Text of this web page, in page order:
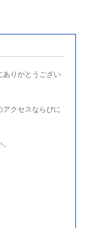
ありがとうござい
アクセスならびに